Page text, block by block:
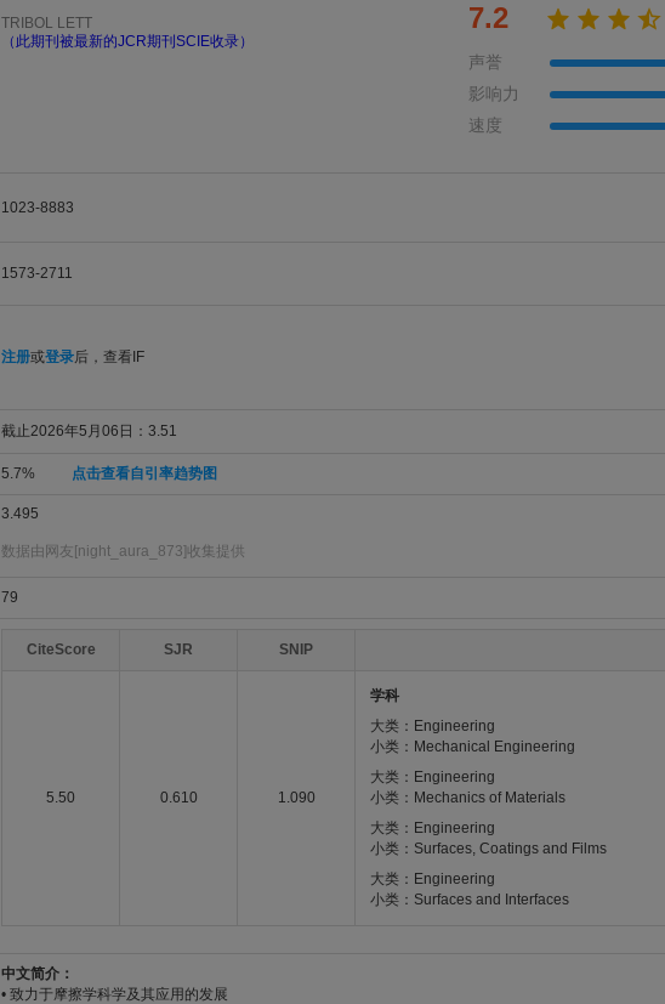
TRIBOL LETT
（此期刊被最新的JCR期刊SCIE收录）
7.2
声誉
影响力
速度
1023-8883
1573-2711
注册或登录后，查看IF
截止2026年5月06日：3.51
5.7% 点击查看自引率趋势图
3.495
数据由网友[night_aura_873]收集提供
79
CiteScore SJR SNIP
5.50 0.610 1.090
学科
大类：Engineering
小类：Mechanical Engineering
大类：Engineering
小类：Mechanics of Materials
大类：Engineering
小类：Surfaces, Coatings and Films
大类：Engineering
小类：Surfaces and Interfaces
中文简介：
• 致力于摩擦学科学及其应用的发展